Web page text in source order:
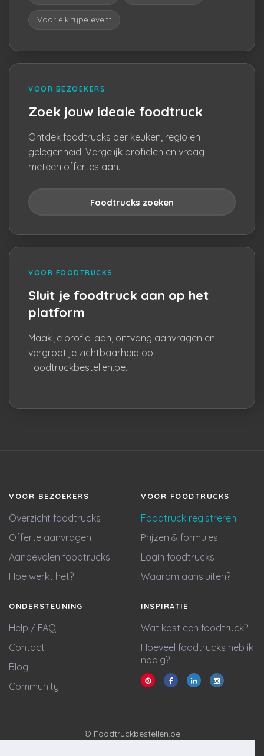
Voor elk type event
VOOR BEZOEKERS
Zoek jouw ideale foodtruck
Ontdek foodtrucks per keuken, regio en
gelegenheid. Vergelijk profielen en vraag
meteen offertes aan.
Foodtrucks zoeken
VOOR FOODTRUCKS
Sluit je foodtruck aan op het
platform
Maak je profiel aan, ontvang aanvragen en
vergroot je zichtbaarheid op
Foodtruckbestellen.be.
VOOR BEZOEKERS
Overzicht foodtrucks
Offerte aanvragen
Aanbevolen foodtrucks
Hoe werkt het?
VOOR FOODTRUCKS
Foodtruck registreren
Prijzen & formules
Login foodtrucks
Waarom aansluiten?
ONDERSTEUNING
Help / FAQ
Contact
Blog
Community
INSPIRATIE
Wat kost een foodtruck?
Hoeveel foodtrucks heb ik
nodig?
© Foodtruckbestellen.be